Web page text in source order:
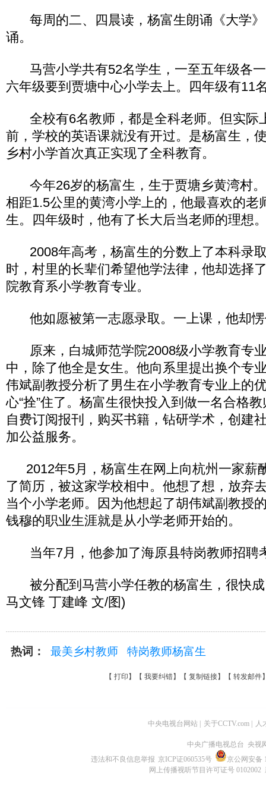
每周的二、四晨读，杨富生朗诵《大学》
诵。
马营小学共有52名学生，一至五年级各
六年级要到贾塘中心小学去上。四年级有11
全校有6名教师，都是全科老师。但实际
前，学校的英语课就没有开过。是杨富生，
乡村小学首次真正实现了全科教育。
今年26岁的杨富生，生于贾塘乡黄湾村
相距1.5公里的黄湾小学上的，他最喜欢的老
生。四年级时，他有了长大后当老师的理想
2008年高考，杨富生的分数上了本科录
时，村里的长辈们希望他学法律，他却选择
院教育系小学教育专业。
他如愿被第一志愿录取。一上课，他却愣
原来，白城师范学院2008级小学教育专
中，除了他全是女生。他向系里提出换个专
伟斌副教授分析了男生在小学教育专业上的
心“拴”住了。杨富生很快投入到做一名合格
自费订阅报刊，购买书籍，钻研学术，创建
加公益服务。
2012年5月，杨富生在网上向杭州一家薪
了简历，被这家学校相中。他想了想，放弃
当个小学老师。因为他想起了胡伟斌副教授
钱穆的职业生涯就是从小学老师开始的。
当年7月，他参加了海原县特岗教师招聘
被分配到马营小学任教的杨富生，很快成
马文锋 丁建峰 文/图)
热词： 最美乡村教师 特岗教师杨富生
【 打印 】【 我要纠错】【 复制链接】【 转发邮件
中央电视台网站 关于CCTV.com 人
中央广播电视总台 央视
违法和不良信息举报 京ICP证060535号
京公网安备
网上传播视听节目许可证号 0102002